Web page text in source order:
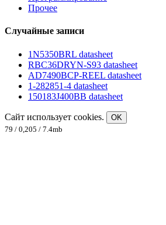
Прочее
Случайные записи
1N5350BRL datasheet
RBC36DRYN-S93 datasheet
AD7490BCP-REEL datasheet
1-282851-4 datasheet
150183J400BB datasheet
Сайт использует cookies.
OK
79 / 0,205 / 7.4mb